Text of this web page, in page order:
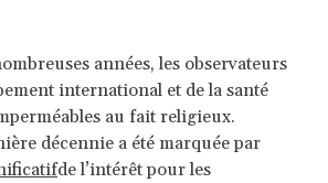
années, les observateurs
international et de la santé
au fait religieux.
décennie a été marquée par
de l’intérêt pour les